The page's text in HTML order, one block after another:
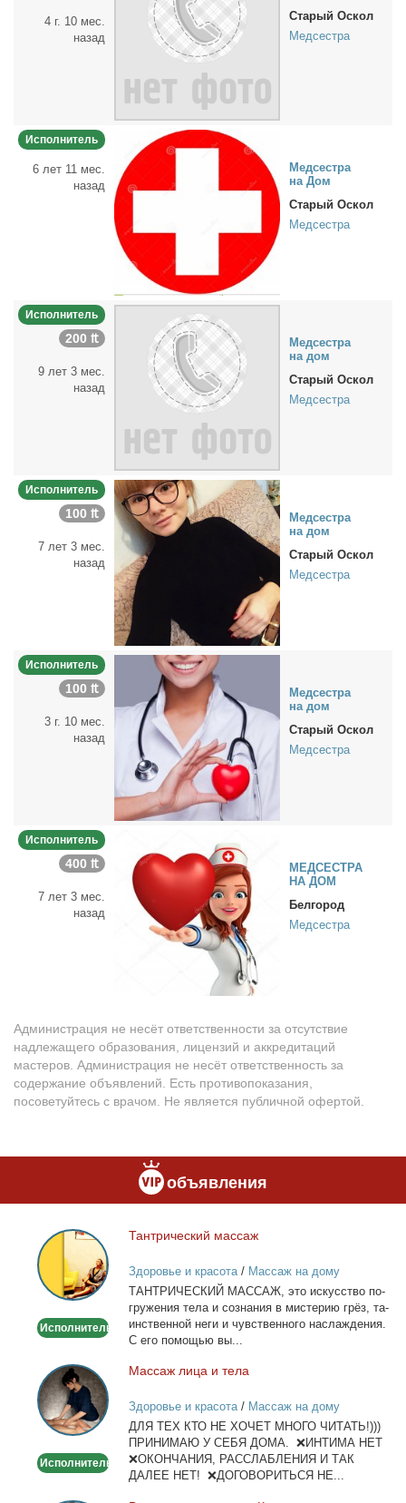
4 г. 10 мес.
назад
Старый Оскол
Медсестра
Исполнитель
6 лет 11 мес.
назад
Мед­сест­ра
на Дом
Старый Оскол
Медсестра
Исполнитель
200 ₶
9 лет 3 мес.
назад
Мед­сест­ра
на дом
Старый Оскол
Медсестра
Исполнитель
100 ₶
7 лет 3 мес.
назад
Мед­сест­ра
на дом
Старый Оскол
Медсестра
Исполнитель
100 ₶
3 г. 10 мес.
назад
Мед­сест­ра
на дом
Старый Оскол
Медсестра
Исполнитель
400 ₶
7 лет 3 мес.
назад
МЕДСЕСТРА
НА ДОМ
Белгород
Медсестра
Администрация не несёт ответственности за отсутствие
надлежащего образования, лицензий и аккредитаций
мастеров. Администрация не несёт ответственность за
содержание объявлений. Есть противопоказания,
посоветуйтесь с врачом. Не является публичной офертой.
объявления
Тантрический
массаж
Исполнитель
Тан­три­че­ский мас­саж
Здоровье и красота/ Массаж на дому
ТАНТРИЧЕСКИЙ МАССАЖ, это ис­кус­ство по­
гру­же­ния те­ла и со­зна­ния в ми­сте­рию грёз, та­
ин­ствен­ной неги и чув­ствен­но­го на­сла­жде­ния.
С его по­мо­щью вы...
Массаж
лица
и
тела
Исполнитель
Мас­саж ли­ца и те­ла
Здоровье и красота/ Массаж на дому
ДЛЯ ТЕХ КТО НЕ ХОЧЕТ МНОГО ЧИТАТЬ!)))
ПРИНИМАЮ У СЕБЯ ДОМА. ❌ИНТИМА НЕТ
❌ОКОНЧАНИЯ, РАССЛАБЛЕНИЯ И ТАК
ДАЛЕЕ НЕТ! ❌ДОГОВОРИТЬСЯ НЕ...